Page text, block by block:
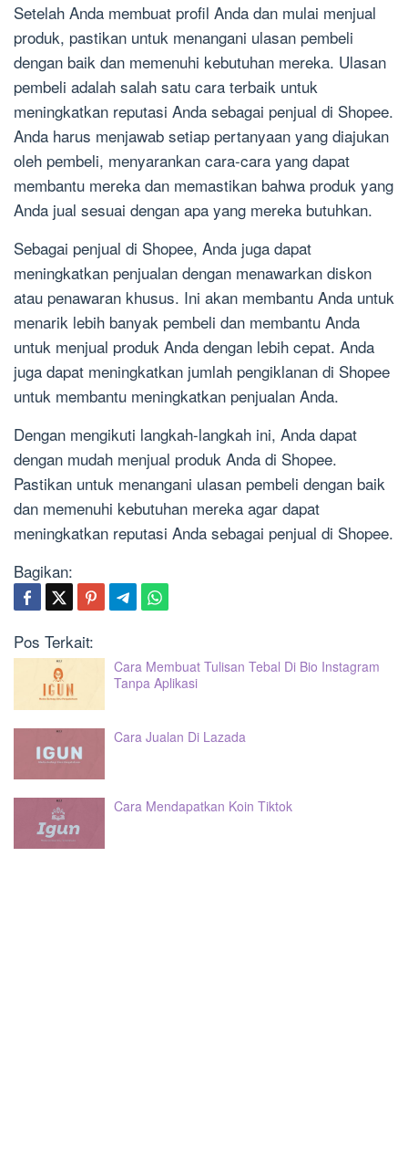
Setelah Anda membuat profil Anda dan mulai menjual
produk, pastikan untuk menangani ulasan pembeli
dengan baik dan memenuhi kebutuhan mereka. Ulasan
pembeli adalah salah satu cara terbaik untuk
meningkatkan reputasi Anda sebagai penjual di Shopee.
Anda harus menjawab setiap pertanyaan yang diajukan
oleh pembeli, menyarankan cara-cara yang dapat
membantu mereka dan memastikan bahwa produk yang
Anda jual sesuai dengan apa yang mereka butuhkan.
Sebagai penjual di Shopee, Anda juga dapat
meningkatkan penjualan dengan menawarkan diskon
atau penawaran khusus. Ini akan membantu Anda untuk
menarik lebih banyak pembeli dan membantu Anda
untuk menjual produk Anda dengan lebih cepat. Anda
juga dapat meningkatkan jumlah pengiklanan di Shopee
untuk membantu meningkatkan penjualan Anda.
Dengan mengikuti langkah-langkah ini, Anda dapat
dengan mudah menjual produk Anda di Shopee.
Pastikan untuk menangani ulasan pembeli dengan baik
dan memenuhi kebutuhan mereka agar dapat
meningkatkan reputasi Anda sebagai penjual di Shopee.
Bagikan:
Pos Terkait:
Cara Membuat Tulisan Tebal Di Bio Instagram
Tanpa Aplikasi
Cara Jualan Di Lazada
Cara Mendapatkan Koin Tiktok